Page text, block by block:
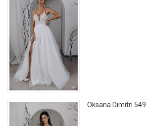
Oksana Dimitri 549